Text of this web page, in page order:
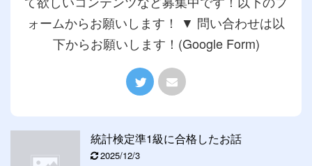
ォームからお願いします！ ▼ 問い合わせは以
下からお願いします！(Google Form)
統計検定準1級に合格したお話
2025/12/3